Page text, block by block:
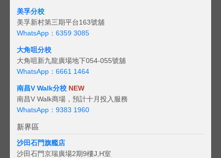
美孚分校
美孚新村第三期平台163號舖
WhatsApp：6359 3085
大角咀分校
大角咀新九龍廣場地下054-055號舖
WhatsApp：6661 1464
南昌V Walk分校 NEW
南昌V Walk商場，預計十月投入服務
WhatsApp：9383 1960
新界區
沙田石門旗艦店
沙田石門京瑞廣場2期9樓J,H室